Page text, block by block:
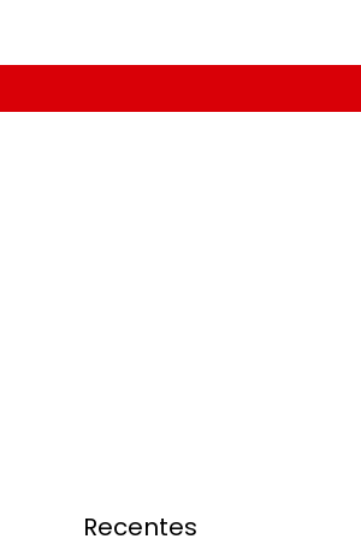
Recentes